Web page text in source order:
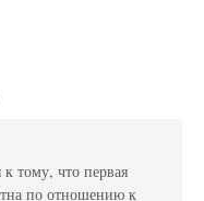
тому, что первая
по отношению к